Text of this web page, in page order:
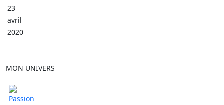
23
avril
2020
MON UNIVERS